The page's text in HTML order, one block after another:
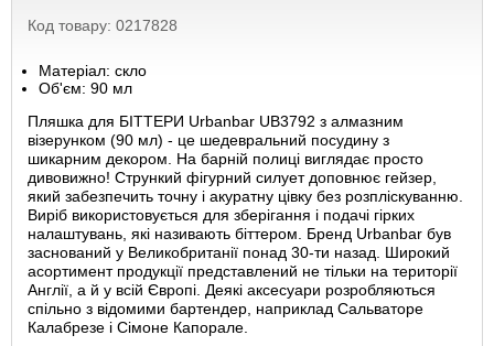
Код товару: 0217828
Матеріал: скло
Об'єм: 90 мл
Пляшка для БІТТЕРИ Urbanbar UB3792 з алмазним
візерунком (90 мл) - це шедевральний посудину з
шикарним декором. На барній полиці виглядає просто
дивовижно! Стрункий фігурний силует доповнює гейзер,
який забезпечить точну і акуратну цівку без розпліскуванню.
Виріб використовується для зберігання і подачі гірких
налаштувань, які називають біттером. Бренд Urbanbar був
заснований у Великобританії понад 30-ти назад. Широкий
асортимент продукції представлений не тільки на території
Англії, а й у всій Європі. Деякі аксесуари розробляються
спільно з відомими бартендер, наприклад Сальваторе
Калабрезе і Сімоне Капорале.